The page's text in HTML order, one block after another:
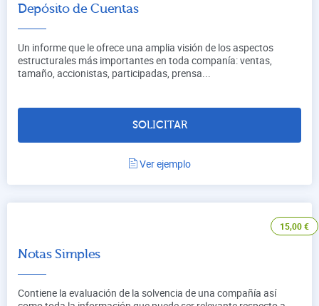
Depósito de Cuentas
Un informe que le ofrece una amplia visión de los aspectos
estructurales más importantes en toda companía: ventas,
tamaño, accionistas, participadas, prensa...
SOLICITAR
Ver ejemplo
15,00€
Notas Simples
Contiene la evaluación de la solvencia de una compañía así